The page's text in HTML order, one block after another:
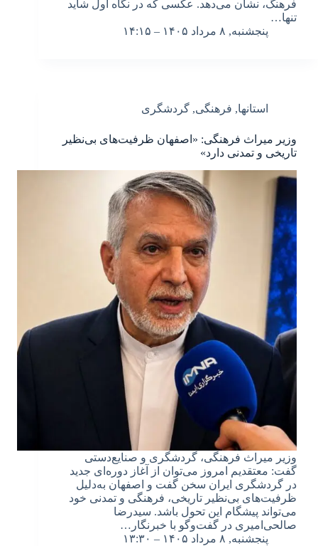
فرهنگ، نشان می‌دهد. عکسی که در نگاه اول شاید
تنها…
پنجشنبه, ۸ مرداد ۱۴۰۵ – ۱۴:۱۵
استانها, فرهنگی, گردشگری
وزیر میراث‌ فرهنگی: «اصفهان ظرفیت‌های بی‌نظیر
تاریخی و تمدنی دارد»
وزیر میراث‌ فرهنگی، گردشگری و صنایع‌دستی
گفت: معتقدیم امروز می‌توان از آغاز دوره‌ای جدید
در گردشگری ایران سخن گفت و اصفهان به‌دلیل
ظرفیت‌های بی‌نظیر تاریخی، فرهنگی و تمدنی خود
می‌تواند پیشگام این تحول باشد. سیدرضا
صالحی‌امیری در گفت‌وگو با خبرنگار…
پنجشنبه, ۸ مرداد ۱۴۰۵ – ۱۳:۳۰